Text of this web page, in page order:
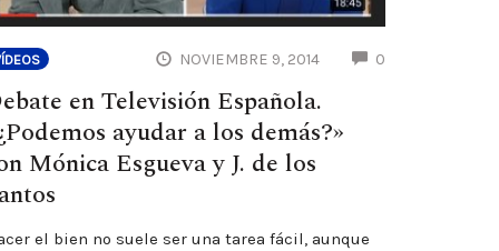
NOVIEMBRE 9, 2014 0
en Televisión Española.
ayudar a los demás?»
Mónica Esgueva y J. de los
el bien no suele ser una tarea fácil, aunque